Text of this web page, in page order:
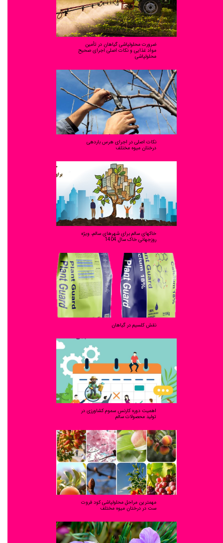
ضرورت محلولپاشی گیاهان در تأمین
مواد غذایی و نکات اصلی اجرای صحیح
محلولپاشی
نکات اصلی در اجرای هرس باردهی
درختان میوه مختلف
خاکهای سالم برای شهرهای سالم، ویژه
روزجهانی خاک سال 1404
نقش کلسیم در گیاهان
اهمیت دوره کارنس سموم کشاورزی در
تولید محصولات سالم
مهمترین مراحل محلولپاشی کود فروت
ست در درختان میوه مختلف